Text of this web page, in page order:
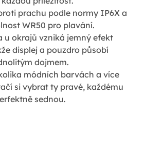
prachu podle normy IP6X a
WR50 pro plavání.
u okrajů vzniká jemný efekt
displej a pouzdro působí
dojmem.
módních barvách a více
si vybrat ty pravé, každému
sednou.